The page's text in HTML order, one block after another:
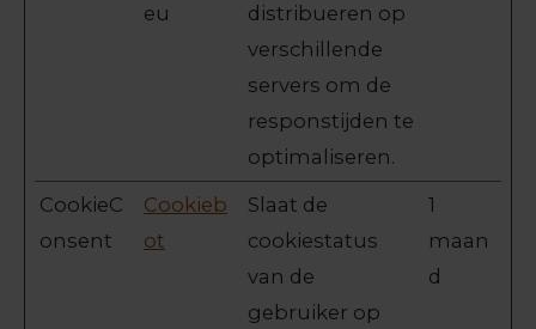
eu
distribueren op
verschillende
servers om de
responstijden te
optimaliseren.
CookieC
onsent
Cookieb
ot
Slaat de
cookiestatus
van de
gebruiker op
1
maan
d